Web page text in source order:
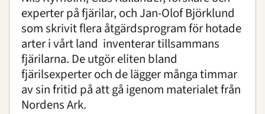
experter på fjärilar, och Jan-Olof Björklund
som skrivit flera åtgärdsprogram för hotade
arter i vårt land inventerar tillsammans
fjärilarna. De utgör eliten bland
fjärilsexperter och de lägger många timmar
av sin fritid på att gå igenom materialet från
Nordens Ark.